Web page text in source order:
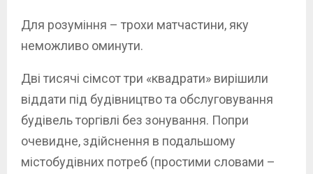
Для розуміння – трохи матчастини, яку
неможливо оминути.
Дві тисячі сімсот три «квадрати» вирішили
віддати під будівництво та обслуговування
будівель торгівлі без зонування. Попри
очевидне, здійснення в подальшому
містобудівних потреб (простими словами –